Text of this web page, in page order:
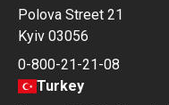
Polova Street 21
Kyiv 03056
0-800-21-21-08
Turkey